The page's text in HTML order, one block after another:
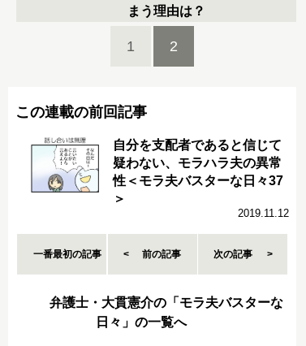
まう理由は？
1 2
この連載の前回記事
自分を支配者であると信じて
疑わない、モラハラ夫の異常
性＜モラ夫バスターな日々37
＞
2019.11.12
一番最初の記事 前の記事 次の記事
弁護士・大貫憲介の「モラ夫バスターな
日々」の一覧へ